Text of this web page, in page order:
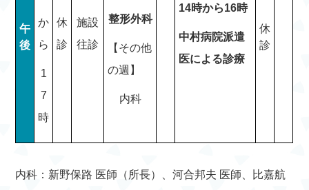
午
後
か
ら
1
7
時
休
診
施設
往診
整形外科
【その他
の週】
内科
14時から16時
中村病院派遣
医による診療
休
診
内科：新野保路 医師（所長）、河合邦夫 医師、比嘉航